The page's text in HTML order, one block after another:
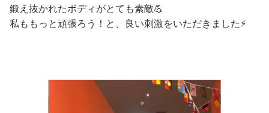
鍛え抜かれたボディがとても素敵💪
私ももっと頑張ろう！と、良い刺激をいただきました⚡️